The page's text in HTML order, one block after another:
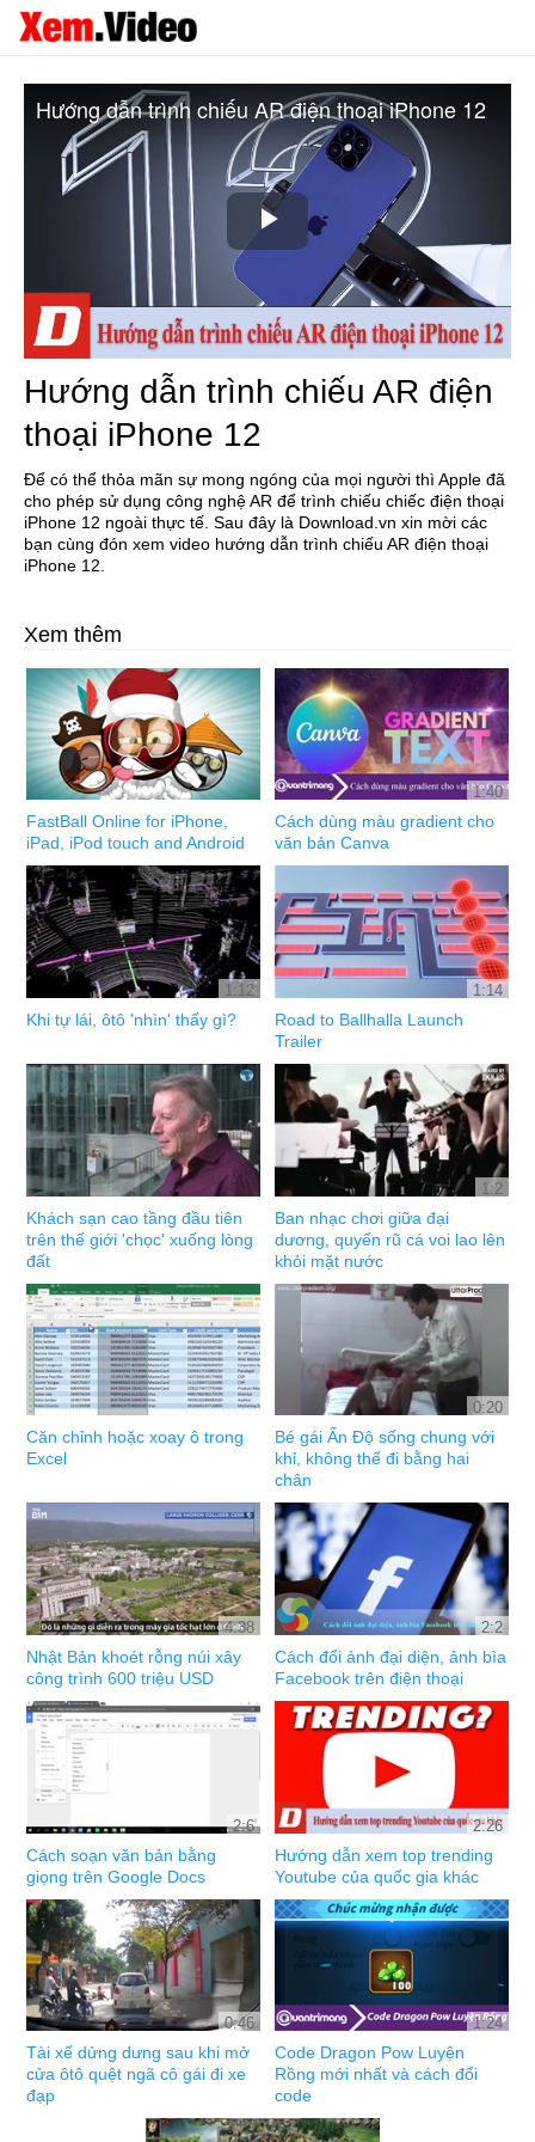
Play
Video
Hướng dẫn trình chiếu AR điện thoại iPhone 12
Hướng dẫn trình chiếu AR điện
thoại iPhone 12
Để có thể thỏa mãn sự mong ngóng của mọi người thì Apple đã
cho phép sử dụng công nghệ AR để trình chiếu chiếc điện thoại
iPhone 12 ngoài thực tế. Sau đây là Download.vn xin mời các
bạn cùng đón xem video hướng dẫn trình chiếu AR điện thoại
iPhone 12.
Xem thêm
FastBall Online for iPhone,
iPad, iPod touch and Android
1:40
Cách dùng màu gradient cho
văn bản Canva
1:12
Khi tự lái, ôtô 'nhìn' thấy gì?
1:14
Road to Ballhalla Launch
Trailer
Khách sạn cao tầng đầu tiên
trên thế giới 'chọc' xuống lòng
đất
1:2
Ban nhạc chơi giữa đại
dương, quyến rũ cá voi lao lên
khỏi mặt nước
Căn chỉnh hoặc xoay ô trong
Excel
0:20
Bé gái Ấn Độ sống chung với
khỉ, không thể đi bằng hai
chân
4:38
Nhật Bản khoét rỗng núi xây
công trình 600 triệu USD
2:2
Cách đổi ảnh đại diện, ảnh bìa
Facebook trên điện thoại
2:6
Cách soạn văn bản bằng
giọng trên Google Docs
2:26
Hướng dẫn xem top trending
Youtube của quốc gia khác
0:46
Tài xế dửng dưng sau khi mở
cửa ôtô quệt ngã cô gái đi xe
đạp
1:24
Code Dragon Pow Luyện
Rồng mới nhất và cách đổi
code